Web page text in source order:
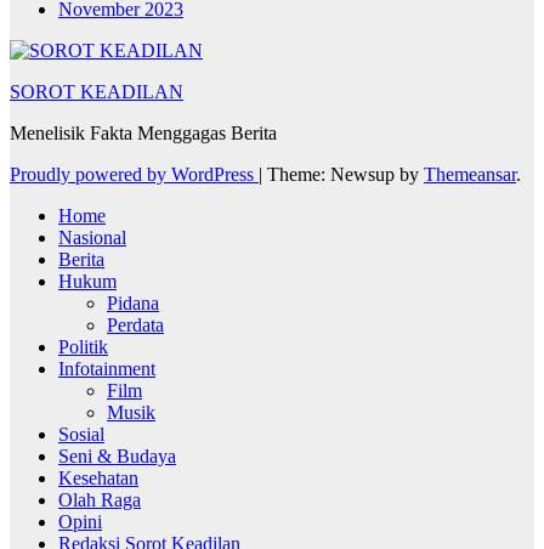
November 2023
SOROT KEADILAN
Menelisik Fakta Menggagas Berita
Proudly powered by WordPress | Theme: Newsup by Themeansar.
Home
Nasional
Berita
Hukum
Pidana
Perdata
Politik
Infotainment
Film
Musik
Sosial
Seni & Budaya
Kesehatan
Olah Raga
Opini
Redaksi Sorot Keadilan